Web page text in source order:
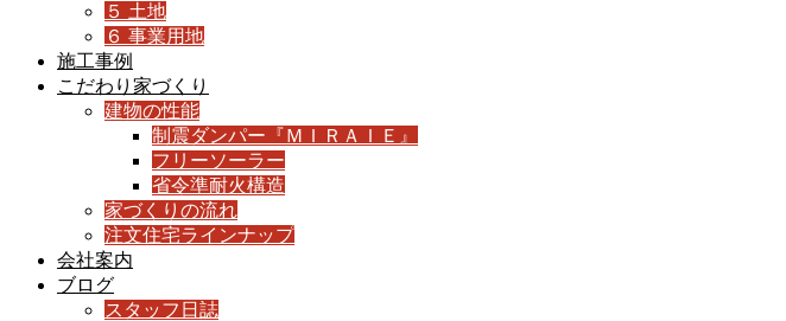
５ 土地
６ 事業用地
施工事例
こだわり家づくり
建物の性能
制震ダンパー『ＭＩＲＡＩＥ』
フリーソーラー
省令準耐火構造
家づくりの流れ
注文住宅ラインナップ
会社案内
ブログ
スタッフ日誌